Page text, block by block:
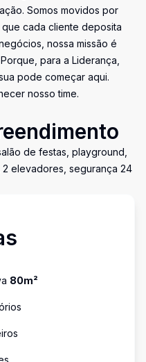
Somos movidos por
cada cliente deposita
nossa missão é
para a Liderança,
pode começar aqui.
nosso time.
de festas, playground,
elevadores, segurança 24
80m²
s
s
s